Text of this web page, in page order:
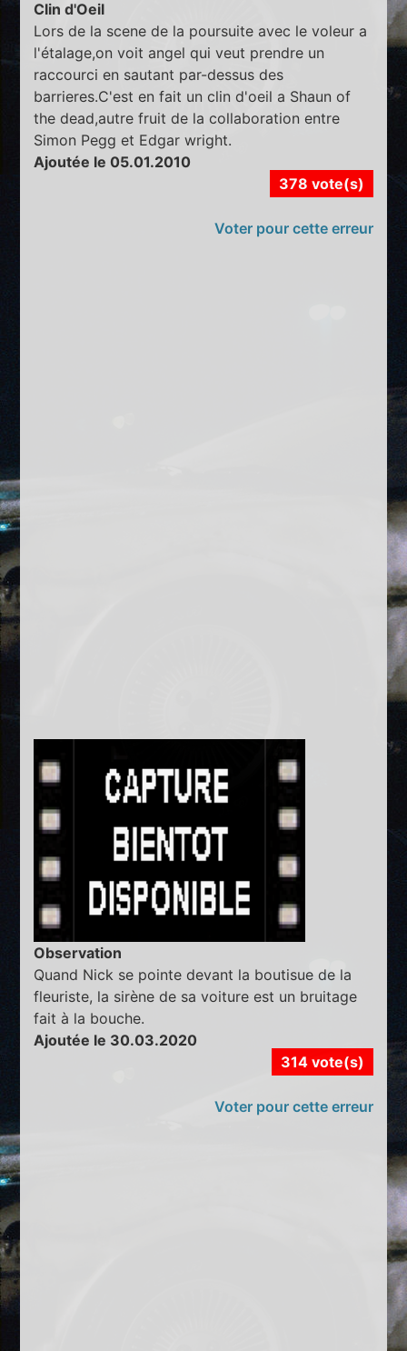
Clin d'Oeil
Lors de la scene de la poursuite avec le voleur a
l'étalage,on voit angel qui veut prendre un
raccourci en sautant par-dessus des
barrieres.C'est en fait un clin d'oeil a Shaun of
the dead,autre fruit de la collaboration entre
Simon Pegg et Edgar wright.
Ajoutée le 05.01.2010
378 vote(s)
Voter pour cette erreur
Observation
Quand Nick se pointe devant la boutisue de la
fleuriste, la sirène de sa voiture est un bruitage
fait à la bouche.
Ajoutée le 30.03.2020
314 vote(s)
Voter pour cette erreur